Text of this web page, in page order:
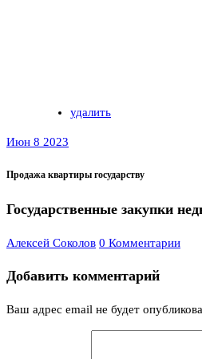
удалить
Июн 8 2023
Продажа квартиры государству
Государственные закупки
Алексей Соколов 0 Комментарии
Добавить комментарий
Ваш адрес email не будет